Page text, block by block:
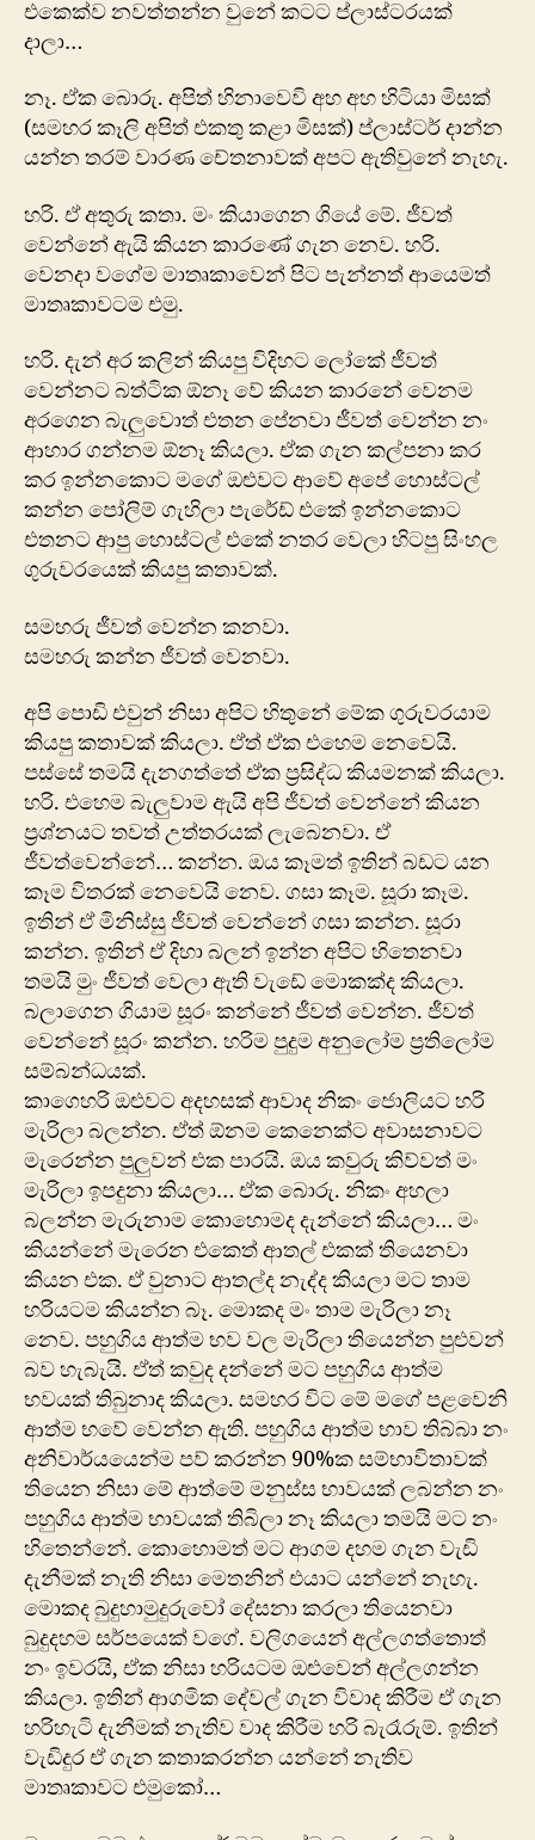
එකෙක්ව නවත්තන්න වුනේ කටට ප්ලාස්ටරයක්
දාලා…
නෑ. ඒක බොරු. අපිත් හිනාවෙවි අහ අහ හිටියා මිසක්
(සමහර කෑලි අපිත් එකතු කළා මිසක්) ප්ලාස්ටර් දාන්න
යන්න තරම් වාරණ චේතනාවක් අපට ඇතිවුනේ නැහැ.
හරි. ඒ අතුරු කතා. මං කියාගෙන ගියේ මේ. ජීවත්
වෙන්නේ ඇයි කියන කාරණේ ගැන නෙව. හරි.
වෙනදා වගේම මාතෘකාවෙන් පිට පැන්නත් ආයෙමත්
මාතෘකාවටම එමු.
හරි. දැන් අර කලින් කියපු විදිහට ලෝකේ ජීවත්
වෙන්නට බත්ටික ඕනෑ ‍වේ කියන කා‍රනේ වෙනම
අරගෙන බැලුවොත් එතන පේනවා ජීවත් වෙන්න නං
ආහාර ගන්නම ඕනෑ කියලා. ඒක ගැන කල්පනා කර
කර ඉන්නකොට මගේ ඔළුවට ආවේ අපේ හොස්ටල්
කන්න පෝලිම් ගැහිලා පැරේඩ් එකේ ඉන්නකොට
එතනට ආපු හොස්ටල් එකේ නතර වෙලා හිටපු සිංහල
ගුරුවරයෙක් කියපු කතාවක්.
සමහරු ජීවත් වෙන්න කනවා.
සමහරු කන්න ජීවත් වෙනවා.
අපි පොඩි එවුන් නිසා අපිට හිතුනේ‍ මේක ගුරුවරයාම
කියපු කතාවක් කියලා. ඒත් ඒක ‍එහෙම නෙවෙයි.
පස්සේ තමයි දැනගත්තේ ඒක ප්‍රසිද්ධ කියමනක් කියලා.
හරි. එහෙම බැලුවාම ඇයි අපි ජීවත් වෙන්නේ කියන
ප්‍රශ්නයට තවත් උත්තරයක් ලැබෙනවා. ඒ
ජීවත්වෙන්නේ… කන්න. ඔය කෑමත් ඉතින් බඩට යන
කෑම විතරක් නෙවෙයි නෙව. ගසා කෑම. සූරා කෑම.
ඉතින් ඒ මිනිස්සු ජීවත් වෙන්නේ ගසා කන්න. සූරා
කන්න. ඉතින් ඒ දිහා බලන් ඉන්න අපිට හිතෙනවා
තමයි මුං ජීවත් වෙලා ඇති වැඩේ මොකක්ද කියලා.
බලාගෙන ගියාම සූරං කන්නේ ජීවත් වෙන්න. ජීවත්
වෙන්නේ සූරං කන්න. හරිම පුදුම අනුලෝම ප්‍රතිලෝම
සම්බන්ධයක්.
කාගෙහරි ඔළුවට අදහසක් ආවාද නිකං ජොලියට හරි
මැරිලා බලන්න. ඒත් ඕනම කෙනෙක්ට අවාසනාවට
මැරෙන්න පුලුවන් එක පාරයි. ඔය කවුරු කිව්වත් මං
මැරිලා ඉපදුනා කියලා… ඒක බොරු. නිකං අහලා
බලන්න මැරුනාම කොහොමද දැන්නේ කියලා… මං
කියන්නේ මැරෙන එකෙත් ආතල් එකක් තියෙනවා
කියන එක. ඒ වුනාට ආතල්ද නැද්ද කියලා මට තාම
හරියටම කියන්න බෑ. මොකද මං තාම මැරිලා ‍නෑ
නෙව. පහුගිය ආත්ම භව වල මැරිලා තියෙන්න පුළුවන්
බව හැබැයි. ඒත් කවුද දන්නේ මට පහුගිය ආත්ම
භවයක් තිබුනාද කියලා. සමහර විට මේ මගේ පළවෙනි
ආත්ම භවේ වෙන්න ඇති. පහුගිය ආත්ම භාව තිබ්බා නං
අනිවාර්යයෙන්ම පව් කරන්න 90%ක සම්භාවිතාවක්
තියෙන නිසා මේ ආත්මේ මනුස්ස භාවයක් ලබන්න නං
පහුගිය ආත්ම භාවයක් තිබිලා නෑ කියලා තමයි මට නං
හිතෙන්නේ. කොහොමත් මට ආගම දහම ගැන වැඩි
දැනීමක් නැති නිසා මෙතනින් එයාට යන්නේ නැහැ.
මොකද බුදුහාමුදුරුවෝ දේසනා කරලා තියෙනවා
බුදුදහම සර්පයෙක් වගේ. වලිගයෙන් අල්ල‍ගත්තොත්
නං ඉවරයි, ඒක නිසා හරියටම ඔළුවෙන් අල්ලගන්න
කියලා. ඉතින් ආගමික දේවල් ගැන විවාද කිරීම ඒ ගැන
හරිහැටි දැනීමක් නැතිව වාද කිරීම හරි බැරෑරුම්. ඉතින්
වැඩිදුර ඒ ගැන කතාකරන්න යන්නේ නැතිව
මාතෘකාවට එමුකෝ…